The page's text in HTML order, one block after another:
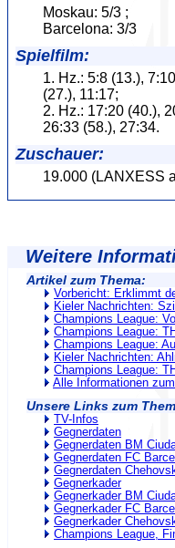
Moskau: 5/3 ;
Barcelona: 3/3
Spielfilm:
1. Hz.: 5:8 (13.),
(27.), 11:17;
2. Hz.: 17:20 (40.),
26:33 (58.), 27:34.
Zuschauer:
19.000 (LANXESS
Weitere
Artikel zum Thema:
Vorbericht: Erklimmt
Kieler Nachrichten:
Champions League:
Champions League:
Champions League:
Kieler Nachrichten:
Champions League:
Alle Informationen
Unsere Links zum
TV-Infos
Gegnerdaten
Gegnerdaten BM
Gegnerdaten FC
Gegnerdaten
Gegnerkader
Gegnerkader BM
Gegnerkader FC
Gegnerkader
Champions League,